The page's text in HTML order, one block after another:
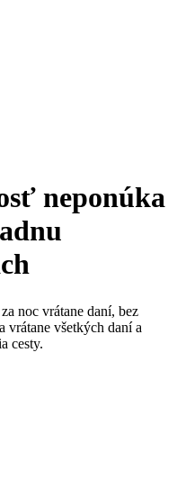
neponúka
noc vrátane daní, bez
vrátane všetkých daní a
cesty.